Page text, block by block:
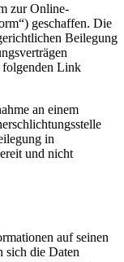
zur Online-
geschaffen. Die
Beilegung
folgenden Link
an einem
in
und nicht
auf seinen
sich die Daten